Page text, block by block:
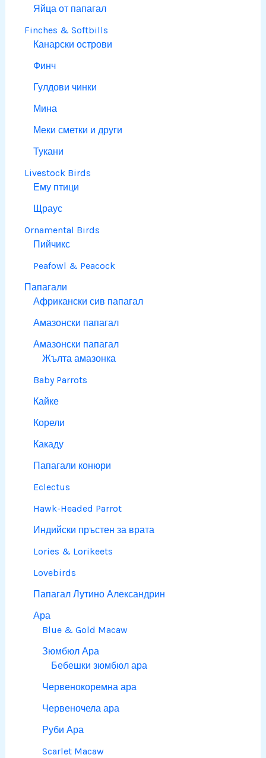
Яйца от папагал
Finches & Softbills
Канарски острови
Финч
Гулдови чинки
Мина
Меки сметки и други
Тукани
Livestock Birds
Ему птици
Щраус
Ornamental Birds
Пийчикс
Peafowl & Peacock
Папагали
Африкански сив папагал
Амазонски папагал
Амазонски папагал
Жълта амазонка
Baby Parrots
Кайке
Корели
Какаду
Папагали конюри
Eclectus
Hawk-Headed Parrot
Индийски пръстен за врата
Lories & Lorikeets
Lovebirds
Папагал Лутино Александрин
Ара
Blue & Gold Macaw
Зюмбюл Ара
Бебешки зюмбюл ара
Червенокоремна ара
Червеночела ара
Руби Ара
Scarlet Macaw